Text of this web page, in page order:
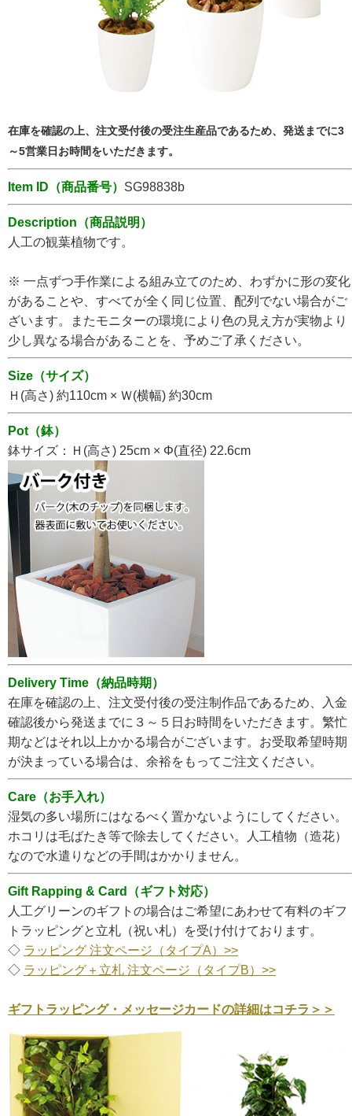
在庫を確認の上、注文受付後の受注生産品であるため、発送までに3
～5営業日お時間をいただきます。
Item ID（商品番号） SG98838b
Description（商品説明）
人工の観葉植物です。
※ 一点ずつ手作業による組み立てのため、わずかに形の変化
があることや、すべてが全く同じ位置、配列でない場合がご
ざいます。またモニターの環境により色の見え方が実物より
少し異なる場合があることを、予めご了承ください。
Size（サイズ）
Ｈ(高さ) 約110cm × Ｗ(横幅) 約30cm
Pot（鉢）
鉢サイズ：Ｈ(高さ) 25cm × Φ(直径) 22.6cm
Delivery Time（納品時期）
在庫を確認の上、注文受付後の受注制作品であるため、入金
確認後から発送までに３～５日お時間をいただきます。 繁忙
期などはそれ以上かかる場合がございます。お受取希望時期
が決まっている場合は、余裕をもってご注文ください。
Care（お手入れ）
湿気の多い場所にはなるべく置かないようにしてください。
ホコリは毛ばたき等で除去してください。人工植物（造花）
なので水遣りなどの手間はかかりません。
Gift Rapping & Card（ギフト対応）
人工グリーンのギフトの場合はご希望にあわせて有料のギフ
トラッピングと立札（祝い札）を受け付けております。
◇ ラッピング 注文ページ（タイプA）>>
◇ ラッピング＋立札 注文ページ（タイプB）>>
ギフトラッピング・メッセージカードの詳細はコチラ＞＞